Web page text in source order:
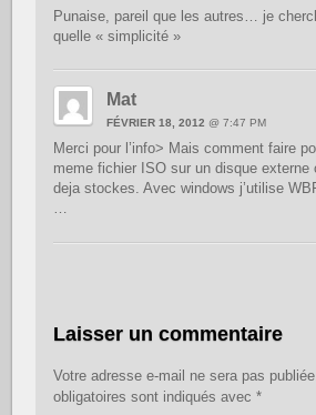
Punaise, pareil que les autres… je
quelle « simplicité »
Mat
FÉVRIER 18, 2012 @ 7:47 PM
Merci pour l’info> Mais comment faire
meme fichier ISO sur un disque
deja stockes. Avec windows j’utilise
…
Laisser un commentaire
Votre adresse e-mail ne sera pas publiée.
obligatoires sont indiqués avec *